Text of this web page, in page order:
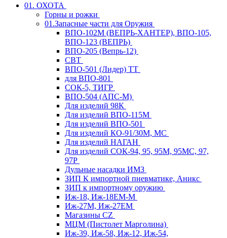
01. ОХОТА
Горны и рожки
01.Запасные части для Оружия
ВПО-102М (ВЕПРЬ-ХАНТЕР), ВПО-105,
ВПО-123 (ВЕПРЬ)
ВПО-205 (Вепрь-12)
СВТ
ВПО-501 (Лидер) ТТ
для ВПО-801
СОК-5, ТИГР
ВПО-504 (АПС-М)
Для изделий 98К
Для изделий ВПО-115М
Для изделий ВПО-501
Для изделий КО-91/30М, МС
Для изделий НАГАН
Для изделий СОК-94, 95, 95М, 95МС, 97,
97Р
Дульные насадки ИМЗ
ЗИП К импортной пневматике, Аникс
ЗИП к импортному оружию
Иж-18, Иж-18ЕМ-М
Иж-27М, Иж-27ЕМ
Магазины CZ
МЦМ (Пистолет Марголина)
Иж-39, Иж-58, Иж-12, Иж-54,